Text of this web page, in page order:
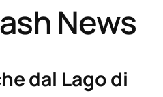
News
dal Lago di